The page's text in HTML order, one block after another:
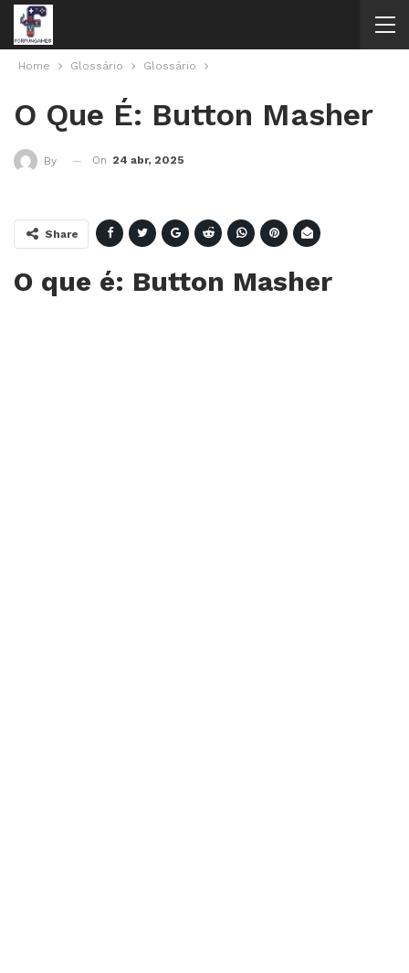
Home Glossário Glossário
O Que É: Button Masher
By On 24 abr, 2025
Share
O que é: Button Masher